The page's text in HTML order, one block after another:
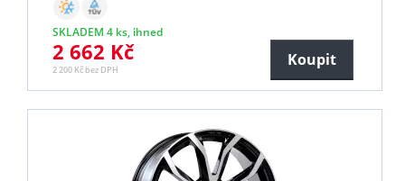
SKLADEM 4 ks, ihned
2 662 Kč
2 200 Kč bez DPH
Koupit